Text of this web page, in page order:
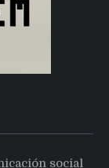
social